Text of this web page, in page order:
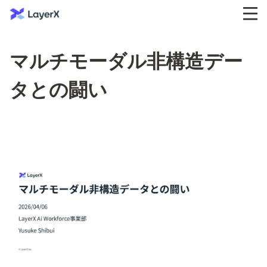
マルチモーダル非構造デー
タとの闘い